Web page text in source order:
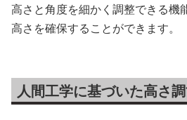
高さと角度を細かく調整できる機
高さを確保することができます。
人間工学に基づいた高さ